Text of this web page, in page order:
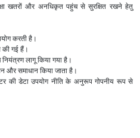
खतरों और अनधिकृत पहुंच से सुरक्षित रखने हेतु
करती है।
की गई हैं।
लागू किया गया है।
और समाधान किया जाता है।
की डेटा उपयोग नीति के अनुरूप गोपनीय रूप से